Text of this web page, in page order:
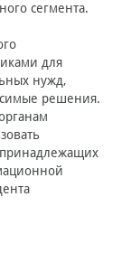
сегмента.
для
нужд,
решения.